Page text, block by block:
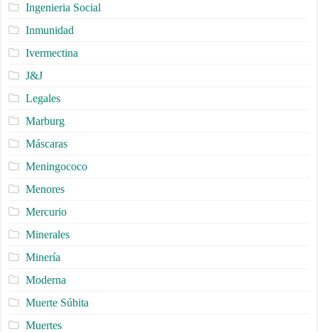
Ingenieria Social
Inmunidad
Ivermectina
J&J
Legales
Marburg
Máscaras
Meningococo
Menores
Mercurio
Minerales
Minería
Moderna
Muerte Súbita
Muertes